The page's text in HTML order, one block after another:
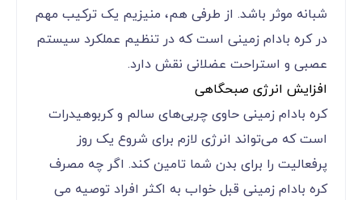
شبانه موثر باشد. از طرفی هم، منیزیم یک ترکیب مهم
در کره بادام زمینی است که در تنظیم عملکرد سیستم
عصبی و استراحت عضلانی نقش دارد.
افزایش انرژی صبحگاهی
کره بادام زمینی حاوی چربی‌های سالم و کربوهیدرات
است که می‌تواند انرژی لازم برای شروع یک روز
پرفعالیت را برای بدن شما تامین کند. اگر چه مصرف
کره بادام زمینی قبل خواب به اکثر افراد توصیه می